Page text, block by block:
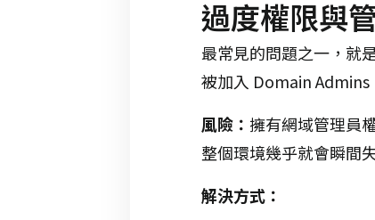
過度權限與
最常見的問題之一，就
被加入 Domain
風險： 擁有網域管理員
整個環境幾乎就會瞬間
解決方式：